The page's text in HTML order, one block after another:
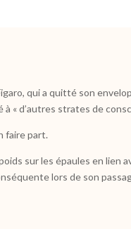
qui a quitté son
« d’autres strates de
faire part.
sur les épaules en lien
lors de son